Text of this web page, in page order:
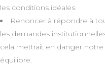
les conditions idéales.
Renoncer à répondre à
les demandes
cela mettrait en danger notre
équilibre.